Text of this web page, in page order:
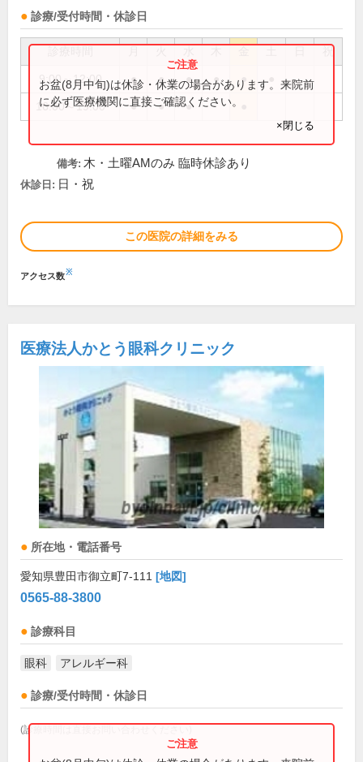
診療/受付時間・休診日
祝
9:00～12:00 ● ● ● ● ●
16:00～19:00 ● ● ●
お盆(8月中旬)は休診・休業の場合があります。来院前
に必ず医療機関に直接ご確認ください。
×閉じる
備考: 木・土曜AMのみ 臨時休診あり
休診日: 日・祝
この医院の詳細をみる
アクセス数※
医療法人かとう眼科クリニック
所在地・電話番号
愛知県豊田市御立町7-111 [地図]
0565-88-3800
診療科目
眼科 アレルギー科
診療/受付時間・休診日
(診療時間は直接お問い合わせください)